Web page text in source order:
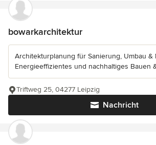
bowarkarchitektur
Architekturplanung für Sanierung, Umbau &
Energieeffizientes und nachhaltiges Bauen
Nachricht
Triftweg 25, 04277 Leipzig